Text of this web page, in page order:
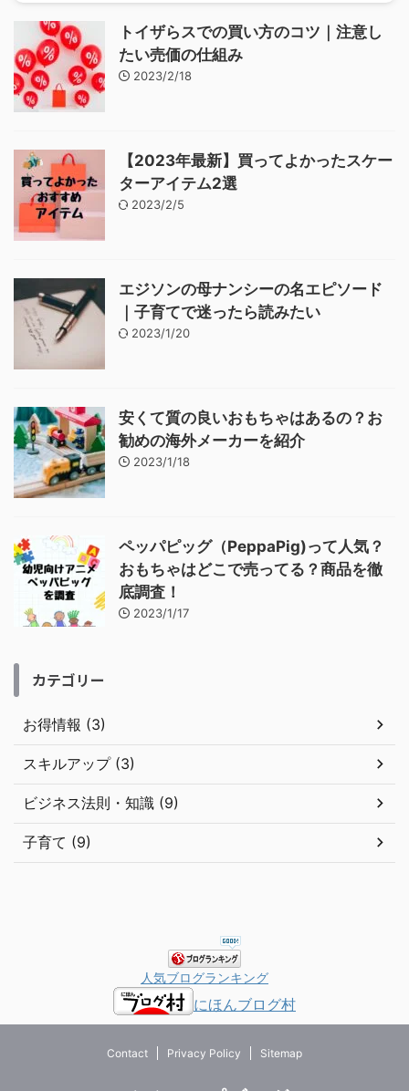
トイザらスでの買い方のコツ｜注意し
たい売価の仕組み
2023/2/18
【2023年最新】買ってよかったスケー
ターアイテム2選
2023/2/5
エジソンの母ナンシーの名エピソード
｜子育てで迷ったら読みたい
2023/1/20
安くて質の良いおもちゃはあるの？お
勧めの海外メーカーを紹介
2023/1/18
ペッパピッグ（PeppaPig)って人気？
おもちゃはどこで売ってる？商品を徹
底調査！
2023/1/17
カテゴリー
お得情報 (3)
スキルアップ (3)
ビジネス法則・知識 (9)
子育て (9)
人気ブログランキング
にほんブログ村
Contact Privacy Policy Sitemap